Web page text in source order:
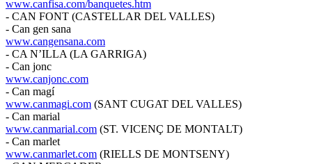
www.canfisa.com/banquetes.htm
- CAN FONT (CASTELLAR DEL VALLES)
- Can gen sana
www.cangensana.com
- CA N’ILLA (LA GARRIGA)
- Can jonc
www.canjonc.com
- Can magí
www.canmagi.com (SANT CUGAT DEL VALLES)
- Can marial
www.canmarial.com (ST. VICENÇ DE MONTALT)
- Can marlet
www.canmarlet.com (RIELLS DE MONTSENY)